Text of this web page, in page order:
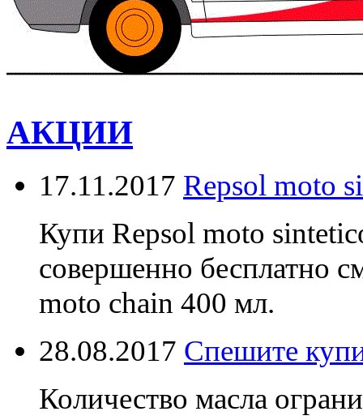
АКЦИИ
17.11.2017 Repsol moto
Купи Repsol moto
совершенно бесплатно
moto chain 400 мл.
28.08.2017 Спешите
Количество масла